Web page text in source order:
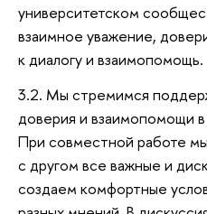
университетском
взаимное уважение,
к диалогу и взаимопомощь.
3.2. Мы стремимся
доверия и взаимопомощи
При совместной работе
с другом все важные и
создаем комфортные